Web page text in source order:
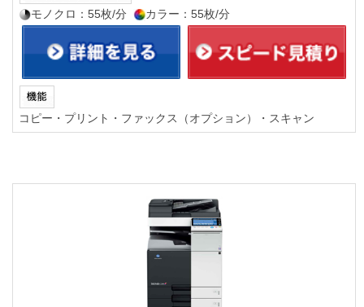
モノクロ：55枚/分 カラー：55枚/分
コピー・プリント・ファックス（オプション）・スキャン